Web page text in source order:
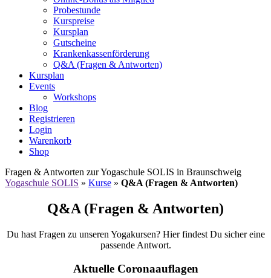
Probestunde
Kurspreise
Kursplan
Gutscheine
Krankenkassenförderung
Q&A (Fragen & Antworten)
Kursplan
Events
Workshops
Blog
Registrieren
Login
Warenkorb
Shop
Fragen & Antworten zur Yogaschule SOLIS in Braunschweig
Yogaschule SOLIS » Kurse » Q&A (Fragen & Antworten)
Q&A (Fragen & Antworten)
Du hast Fragen zu unseren Yogakursen? Hier findest Du sicher eine
passende Antwort.
Aktuelle Coronaauflagen